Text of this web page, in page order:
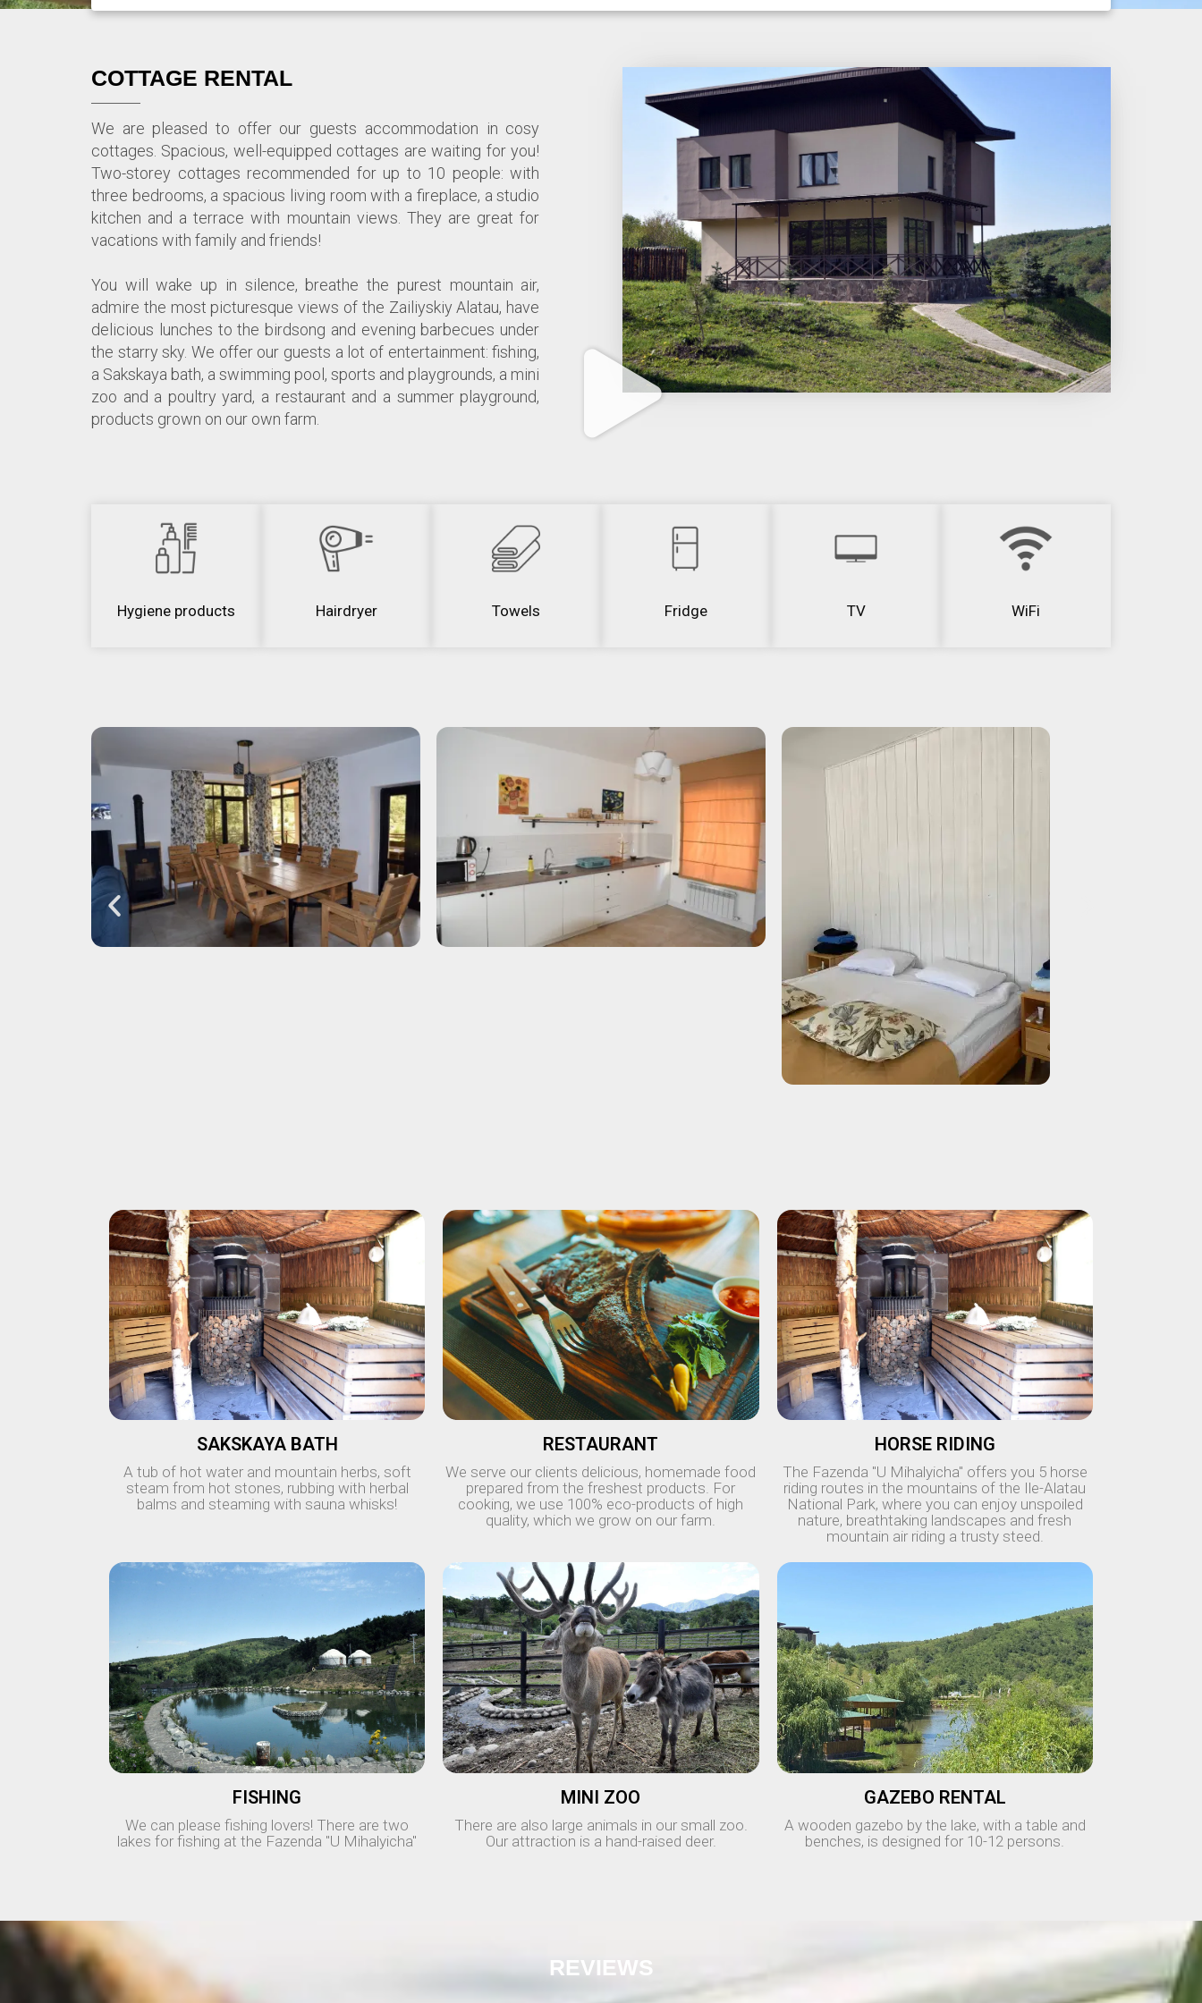
COTTAGE RENTAL
We are pleased to offer our guests accommodation in cosy
cottages. Spacious, well-equipped cottages are waiting for you!
Two-storey cottages recommended for up to 10 people: with
three bedrooms, a spacious living room with a fireplace, a studio
kitchen and a terrace with mountain views. They are great for
vacations with family and friends!
You will wake up in silence, breathe the purest mountain air,
admire the most picturesque views of the Zailiyskiy Alatau, have
delicious lunches to the birdsong and evening barbecues under
the starry sky. We offer our guests a lot of entertainment: fishing,
a Sakskaya bath, a swimming pool, sports and playgrounds, a mini
zoo and a poultry yard, a restaurant and a summer playground,
products grown on our own farm.
Hygiene products Hairdryer Towels Fridge TV WiFi
SAKSKAYA BATH
A tub of hot water and mountain herbs, soft
steam from hot stones, rubbing with herbal
balms and steaming with sauna whisks!
RESTAURANT
We serve our clients delicious, homemade food
prepared from the freshest products. For
cooking, we use 100% eco-products of high
quality, which we grow on our farm.
HORSE RIDING
The Fazenda "U Mihalyicha" offers you 5 horse
riding routes in the mountains of the Ile-Alatau
National Park, where you can enjoy unspoiled
nature, breathtaking landscapes and fresh
mountain air riding a trusty steed.
FISHING
We can please fishing lovers! There are two
lakes for fishing at the Fazenda "U Mihalyicha"
MINI ZOO
There are also large animals in our small zoo.
Our attraction is a hand-raised deer.
GAZEBO RENTAL
A wooden gazebo by the lake, with a table and
benches, is designed for 10-12 persons.
REVIEWS